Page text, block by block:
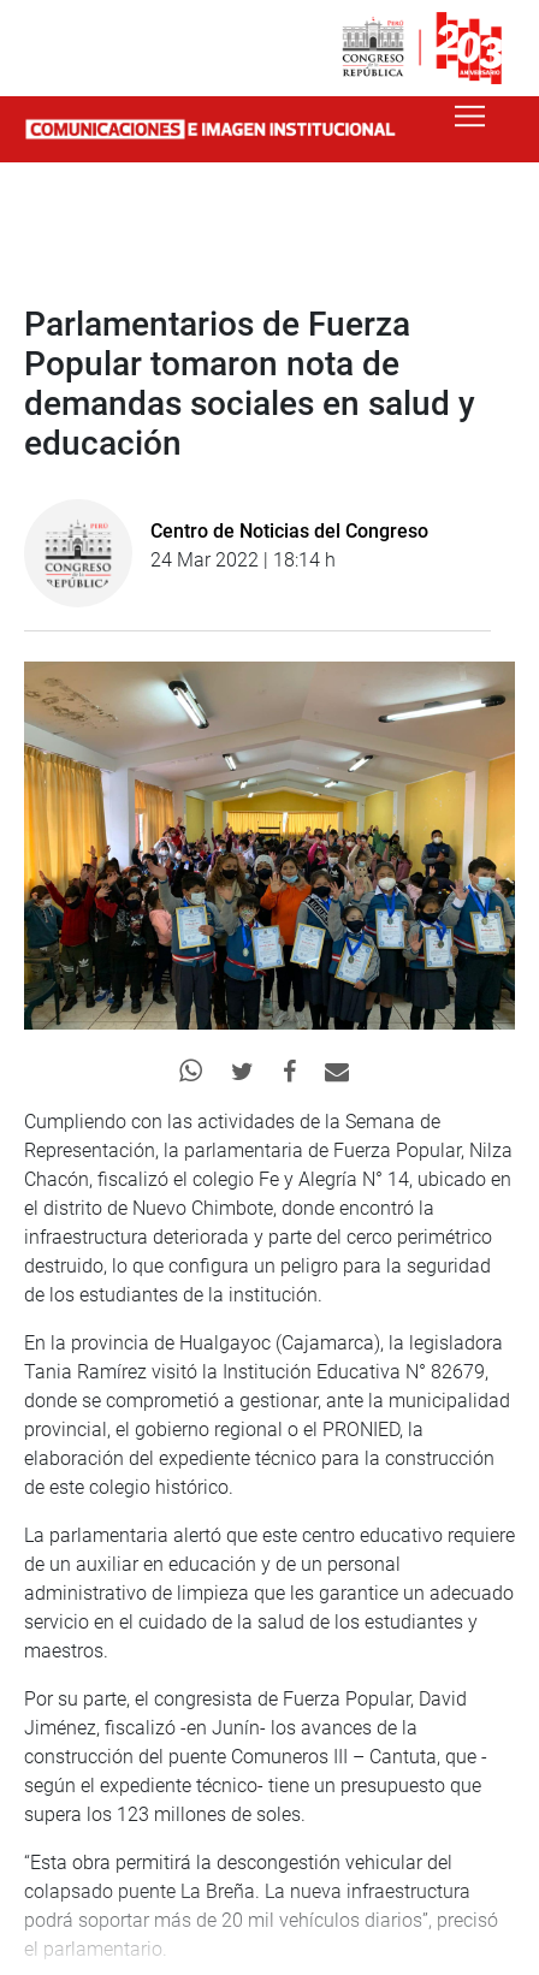
Parlamentarios de Fuerza
Popular tomaron nota de
demandas sociales en salud y
educación
Centro de Noticias del Congreso
24 Mar 2022 | 18:14 h
Cumpliendo con las actividades de la Semana de
Representación, la parlamentaria de Fuerza Popular, Nilza
Chacón, fiscalizó el colegio Fe y Alegría N° 14, ubicado en
el distrito de Nuevo Chimbote, donde encontró la
infraestructura deteriorada y parte del cerco perimétrico
destruido, lo que configura un peligro para la seguridad
de los estudiantes de la institución.
En la provincia de Hualgayoc (Cajamarca), la legisladora
Tania Ramírez visitó la Institución Educativa N° 82679,
donde se comprometió a gestionar, ante la municipalidad
provincial, el gobierno regional o el PRONIED, la
elaboración del expediente técnico para la construcción
de este colegio histórico.
La parlamentaria alertó que este centro educativo requiere
de un auxiliar en educación y de un personal
administrativo de limpieza que les garantice un adecuado
servicio en el cuidado de la salud de los estudiantes y
maestros.
Por su parte, el congresista de Fuerza Popular, David
Jiménez, fiscalizó -en Junín- los avances de la
construcción del puente Comuneros III – Cantuta, que -
según el expediente técnico- tiene un presupuesto que
supera los 123 millones de soles.
“Esta obra permitirá la descongestión vehicular del
colapsado puente La Breña. La nueva infraestructura
podrá soportar más de 20 mil vehículos diarios”, precisó
el parlamentario.